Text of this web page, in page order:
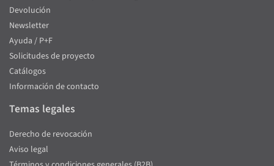
Devolución
Newsletter
Ayuda / P+F
Solicitudes de proyecto
Catálogos
Información de contacto
Temas legales
Derecho de revocación
Aviso legal